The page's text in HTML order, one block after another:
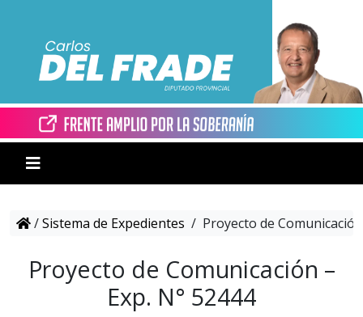
/Sistema de Expedientes / Proyecto de
Proyecto de Comunicación –
Exp. N° 52444